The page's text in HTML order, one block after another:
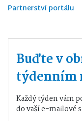
Partnerství portálu
Buďte v
týdenním
Každý týden vám
do vaší e-mailové